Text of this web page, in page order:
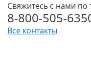
Свяжитесь с нами по
8-800-505-
Все контакты